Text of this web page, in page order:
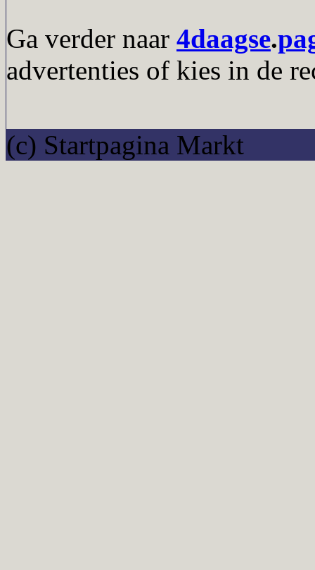
Ga verder naar 4daagse.
advertenties of kies in de
(c) Startpagina Markt